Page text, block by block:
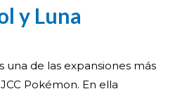
y Luna
una de las expansiones más
Pokémon. En ella